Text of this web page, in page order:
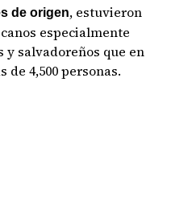
de origen, estuvieron
especialmente
y salvadoreños que en
4,500 personas.